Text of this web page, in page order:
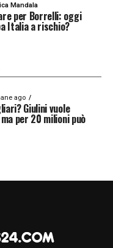
Mandala
per Borrelli: oggi
Italia a rischio?
ago
Giulini vuole
per 20 milioni può